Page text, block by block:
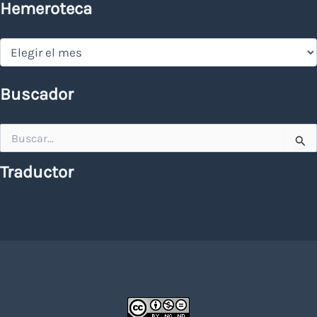
Hemeroteca
Hemeroteca
Buscador
por:
Traductor